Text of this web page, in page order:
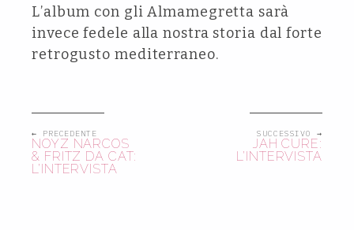
L’album con gli Almamegretta sarà
invece fedele alla nostra storia dal forte
retrogusto mediterraneo.
← PRECEDENTE
NOYZ NARCOS
& FRITZ DA CAT:
L’INTERVISTA
SUCCESSIVO →
JAH CURE:
L’INTERVISTA